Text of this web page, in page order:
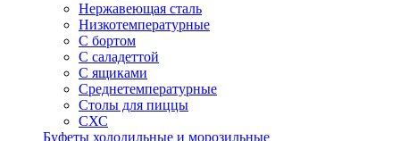
Нержавеющая сталь
Низкотемпературные
С бортом
С саладеттой
С ящиками
Среднетемпературные
Столы для пиццы
СХС
Буфеты холодильные и морозильные